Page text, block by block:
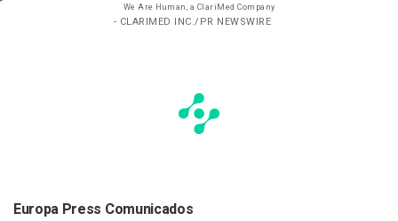
We Are Human, a ClariMed Company
- CLARIMED INC./PR NEWSWIRE
Europa Press Comunicados